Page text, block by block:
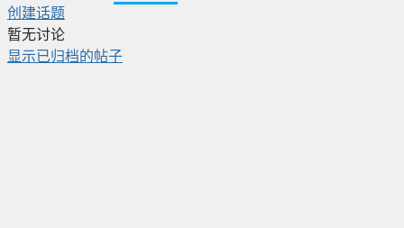
创建话题
暂无讨论
显示已归档的帖子